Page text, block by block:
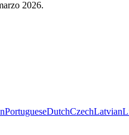
2026.
PortugueseDutchCzechLatvian